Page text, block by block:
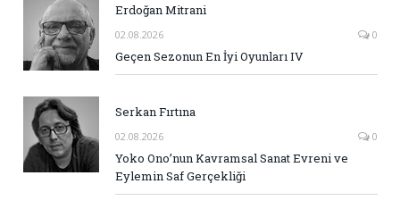
Erdoğan Mitrani
02.08.2026 0
Geçen Sezonun En İyi Oyunları IV
Serkan Fırtına
02.08.2026 0
Yoko Ono’nun Kavramsal Sanat Evreni ve
Eylemin Saf Gerçekliği